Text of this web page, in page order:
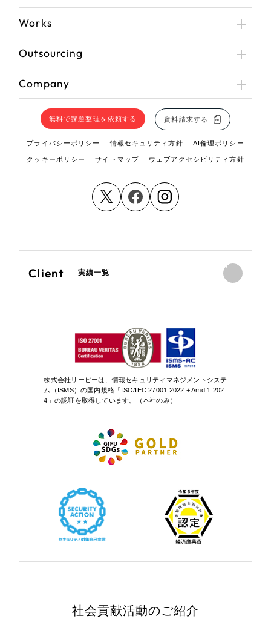
Works
Outsourcing
Company
無料で課題整理を依頼する 資料請求する
プライバシーポリシー 情報セキュリティ方針 AI倫理ポリシー
クッキーポリシー サイトマップ ウェブアクセシビリティ方針
Client 実績一覧
株式会社リーピーは、情報セキュリティマネジメントシステ
ム（ISMS）の国内規格「ISO/IEC 27001:2022 + Amd 1:202
4」の認証を取得しています。（本社のみ）
社会貢献活動のご紹介